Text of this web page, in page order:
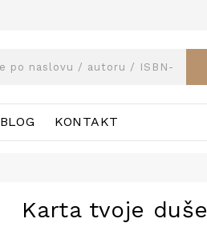
BLOG KONTAKT
Karta tvoje duše